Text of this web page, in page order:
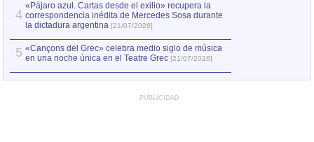
4
«Pájaro azul. Cartas desde el exilio» recupera la
correspondencia inédita de Mercedes Sosa durante
la dictadura argentina [21/07/2026]
5 «Cançons del Grec» celebra medio siglo de música
en una noche única en el Teatre Grec [21/07/2026]
PUBLICIDAD